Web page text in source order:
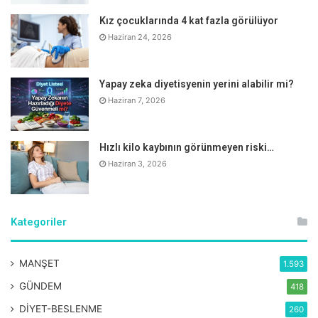
Kız çocuklarında 4 kat fazla görülüyor
Haziran 24, 2026
Yapay zeka diyetisyenin yerini alabilir mi?
Haziran 7, 2026
Hızlı kilo kaybının görünmeyen riski…
Haziran 3, 2026
Kategoriler
MANŞET 1.593
GÜNDEM 418
DİYET-BESLENME 260